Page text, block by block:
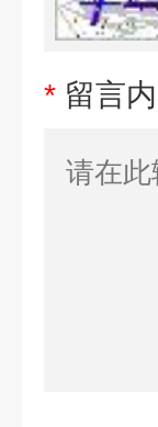
* 留言内